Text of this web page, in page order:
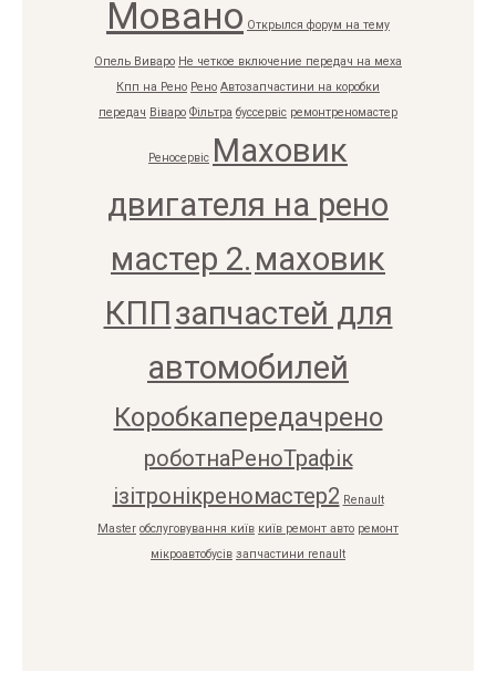
Мовано Открылся форум на тему
Опель Виваро Не четкое включение передач на меха
Кпп на Рено Рено Автозапчастини на коробки
передач Віваро Фільтра буссервіс ремонтреномастер
Реносервіс Маховик
двигателя на рено
мастер 2. маховик
КППзапчастей для
автомобилей
Коробкапередачрено
роботнаРеноТрафік
ізітронікреномастер2 Renault
Master обслуговування київ київ ремонт авто ремонт
мікроавтобусів запчастини renault